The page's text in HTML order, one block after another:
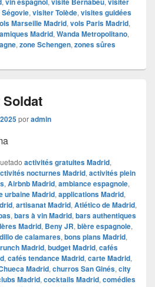
, visiter Tolède, visites guidées
Marseille Madrid, vols Paris Madrid,
Madrid, Wanda Metropolitano,
, zone Schengen, zones sûres
Soldat
poradmin
activités gratuites Madrid,
nocturnes Madrid, activités plein
, Airbnb Madrid, ambiance espagnole,
urbaine Madrid, applications Madrid,
, artisanat Madrid, Atlético de Madrid,
, bars à vin Madrid, bars authentiques
Madrid, Beny JR, bière espagnole,
de calamares, bons plans Madrid,
Madrid, budget Madrid, cafés
, cafés tendance Madrid, carte Madrid,
Madrid, churros San Ginés, city
Madrid, cocktails Madrid, comédies